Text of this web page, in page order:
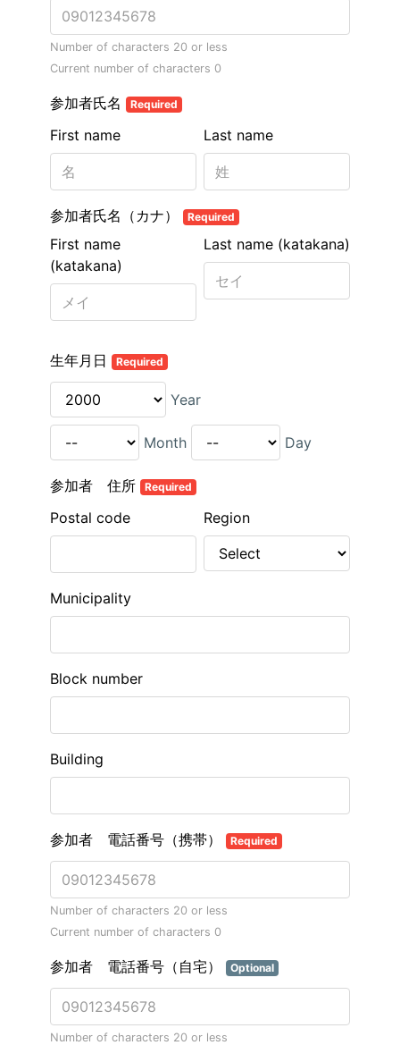
Number of characters 20 or less
Current number of characters 0
参加者氏名 Required
Last name
First name
参加者氏名（カナ） Required
Last name (katakana)
First name
(katakana)
生年月日 Required
Year
Month Day
参加者 住所 Required
Postal code Region
Municipality
Block number
Building
参加者 電話番号（携帯） Required
Number of characters 20 or less
Current number of characters 0
参加者 電話番号（自宅） Optional
Number of characters 20 or less